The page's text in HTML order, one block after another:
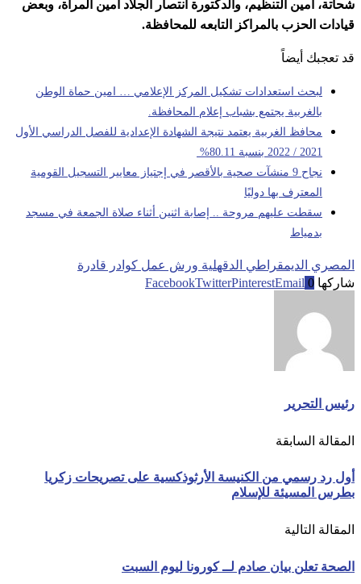
شحاتة، أمين التنظيم، والدكتورة انتصار الجلاد أمين المرأة، وبعض
قيادات الحزب بالمراكز التابعه للمحافظة.
قد تعجبك أيضاً
لبحث استعدادات تشكيل المركز الإعلامي … امين حماة الوطن
بالغربية يجتمع بشباب إعلام المحافظة.
محافظ الغربية يعتمد نتيجة الشهادة الإعدادية للفصل الدراسي الأول
2021 / 2022 بنسبة 80.11%
نجاح 9 منشآت صحية بالأقصر في إجتياز معايير التسجيل القومية
المعترف بها دوليًا
سقطت عليهم مروحة .. إصابة اثنين أثناء صلاة الجمعة في مسجد
بدمياط
المصري الديمقراطي الدقهلية ورش عمل كوادر قادرة
شاركها 0
FacebookTwitterPinterestEmail
رئيس التحرير
المقالة السابقة
أول رد رسمي من الكنيسة الأرثوذكسية على تصريحات زكريا
بطرس المسيئة للإسلام
المقالة التالية
الصحة تعلن بيان صادم لــ كورونا ليوم السبت